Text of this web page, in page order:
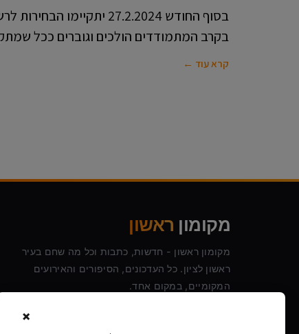
בסוף החודש 27.2.2024
בקרב המתמודדים הולכים וגוברים ככל
קרא עוד ←
מקומון ראשון
מקומון ראשון - חדשות, כתבות וכל מה שחם בעיר
ראשון לציון. כל העדכונים, הסיפורים והאירועים
המקומיים, במקום אחד.
×